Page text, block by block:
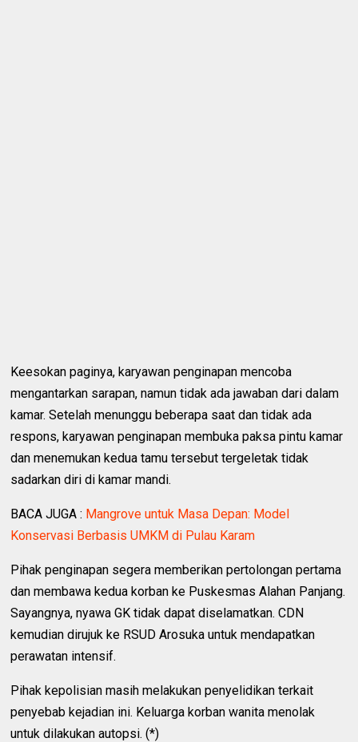
‎Keesokan paginya, karyawan penginapan mencoba
mengantarkan sarapan, namun tidak ada jawaban dari dalam
kamar. Setelah menunggu beberapa saat dan tidak ada
respons, karyawan penginapan membuka paksa pintu kamar
dan menemukan kedua tamu tersebut tergeletak tidak
sadarkan diri di kamar mandi.
BACA JUGA : Mangrove untuk Masa Depan: Model
Konservasi Berbasis UMKM di Pulau Karam
‎Pihak penginapan segera memberikan pertolongan pertama
dan membawa kedua korban ke Puskesmas Alahan Panjang.
Sayangnya, nyawa GK tidak dapat diselamatkan. CDN
kemudian dirujuk ke RSUD Arosuka untuk mendapatkan
perawatan intensif.
‎Pihak kepolisian masih melakukan penyelidikan terkait
penyebab kejadian ini. Keluarga korban wanita menolak
untuk dilakukan autopsi. (*)